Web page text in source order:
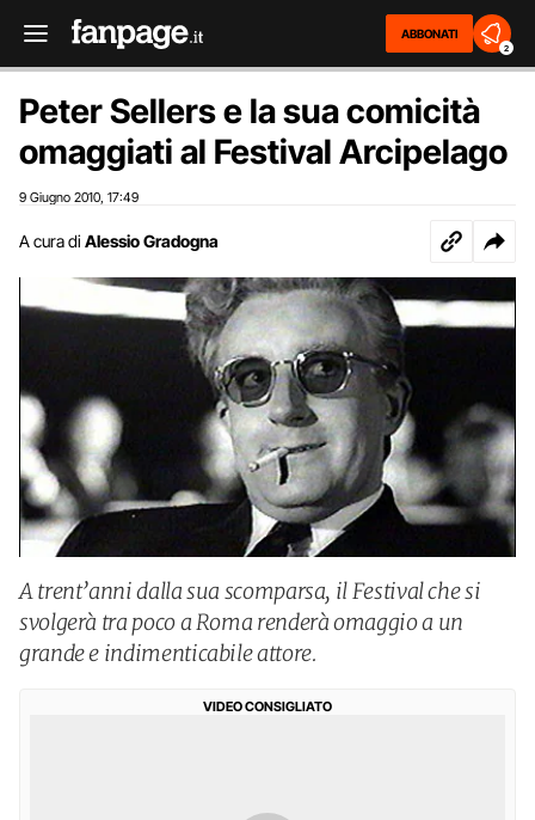
ABBONATI
2
Peter Sellers e la sua comicità
omaggiati al Festival Arcipelago
9 Giugno 2010 17:49
A cura di Alessio Gradogna
A trent’anni dalla sua scomparsa, il Festival che si
svolgerà tra poco a Roma renderà omaggio a un
grande e indimenticabile attore.
VIDEO CONSIGLIATO